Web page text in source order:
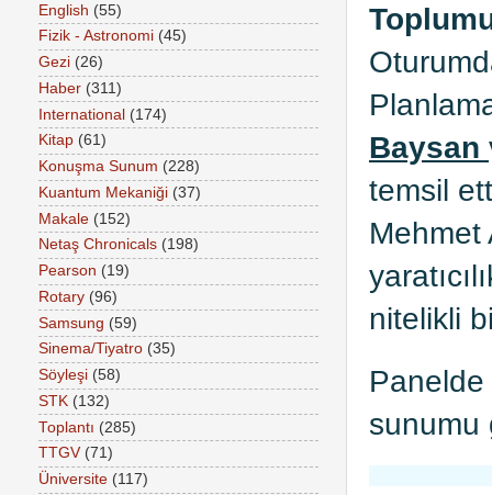
Baysan
temsil
Mehmet
nitelikli
Panelde
sunumu
English (55)
Fizik - Astronomi (45)
Gezi (26)
Haber (311)
International (174)
Kitap (61)
Konuşma Sunum (228)
Kuantum Mekaniği (37)
Makale (152)
Netaş Chronicals (198)
Pearson (19)
Rotary (96)
Samsung (59)
Sinema/Tiyatro (35)
Söyleşi (58)
STK (132)
Toplantı (285)
TTGV (71)
Üniversite (117)